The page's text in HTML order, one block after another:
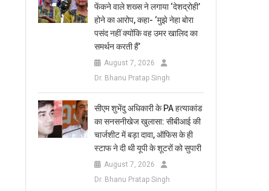
फेंकने वाले शख्स ने लगाया ‘देशद्रोही’
होने का आरोप, कहा- ‘मुझे नेहा बोरा
पसंद नहीं क्योंकि वह उमर खालिद का
समर्थन करती हैं’
August 7, 2026
Dr. Bhanu Pratap Singh
सीएम शुभेंदु अधिकारी के PA हत्याकांड
का सनसनीखेज खुलासा: सीबीआई की
चार्जशीट में बड़ा दावा, ऑफिस के ही
स्टाफ ने दी थी यूपी के शूटरों को सुपारी
August 7, 2026
Dr. Bhanu Pratap Singh